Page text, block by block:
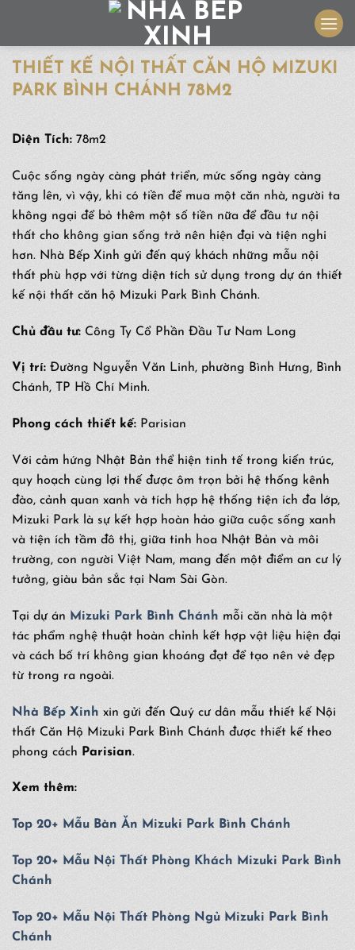
content
THIẾT KẾ NỘI THẤT CĂN HỘ MIZUKI
PARK BÌNH CHÁNH 78M2
Diện Tích: 78m2
Cuộc sống ngày càng phát triển, mức sống ngày càng
tăng lên, vì vậy, khi có tiền để mua một căn nhà, người ta
không ngại để bỏ thêm một số tiền nữa để đầu tư nội
thất cho không gian sống trở nên hiện đại và tiện nghi
hơn. Nhà Bếp Xinh gửi đến quý khách những mẫu nội
thất phù hợp với từng diện tích sử dụng trong dự án thiết
kế nội thất căn hộ Mizuki Park Bình Chánh.
Chủ đầu tư: Công Ty Cổ Phần Đầu Tư Nam Long
Vị trí: Đường Nguyễn Văn Linh, phường Bình Hưng, Bình
Chánh, TP Hồ Chí Minh.
Phong cách thiết kế: Parisian
Với cảm hứng Nhật Bản thể hiện tinh tế trong kiến trúc,
quy hoạch cùng lợi thế được ôm trọn bởi hệ thống kênh
đào, cảnh quan xanh và tích hợp hệ thống tiện ích đa lớp,
Mizuki Park là sự kết hợp hoàn hảo giữa cuộc sống xanh
và tiện ích tầm đô thị, giữa tinh hoa Nhật Bản và môi
trường, con người Việt Nam, mang đến một điểm an cư lý
tưởng, giàu bản sắc tại Nam Sài Gòn.
Tại dự án Mizuki Park Bình Chánh mỗi căn nhà là một
tác phẩm nghệ thuật hoàn chỉnh kết hợp vật liệu hiện đại
và cách bố trí không gian khoáng đạt để tạo nên vẻ đẹp
từ trong ra ngoài.
Nhà Bếp Xinh xin gửi đến Quý cư dân mẫu thiết kế Nội
thất Căn Hộ Mizuki Park Bình Chánh được thiết kế theo
phong cách Parisian.
Xem thêm:
Top 20+ Mẫu Bàn Ăn Mizuki Park Bình Chánh
Top 20+ Mẫu Nội Thất Phòng Khách Mizuki Park Bình
Chánh
Top 20+ Mẫu Nội Thất Phòng Ngủ Mizuki Park Bình
Chánh